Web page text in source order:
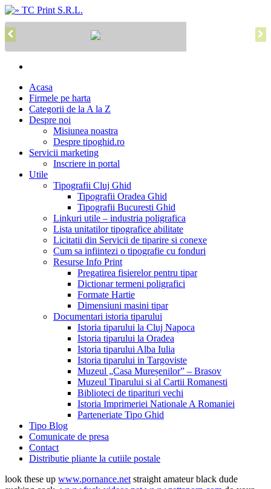
Acasa
Firmele pe harta
Categorii de la A la Z
Despre noi
Misiunea noastra
Despre tipoghid.ro
Servicii marketing
Inscriere in portal
Utile
Tipografii Cluj Ghid
Tipografii Oradea Ghid
Tipografii Bucuresti Ghid
Linkuri utile – industria poligrafica
Lista unitatilor tipografice abilitate
Licitatii din Servicii de tiparire si conexe
Cum sa infiintezi o tipografie cu fonduri
Resurse Info Print
Pregatirea fisierelor pentru tipar
Dictionar termeni poligrafici
Formate Hartie
Dimensiuni masini tipar
Documentari istoria tiparului
Istoria tiparului la Cluj Napoca
Istoria tiparului la Oradea
Istoria tiparului Alba Iulia
Istoria tiparului in Targoviste
Muzeul „Casa Mureșenilor” – Brasov
Muzeul Tiparului si al Cartii Romanesti
Biblioteci de tiparituri vechi
Istoria Imprimeriei Nationale A Romaniei
Parteneriate Tipo Ghid
Tipo Blog
Comunicate de presa
Contact
Distributie pliante la cutiile postale
look these up www.pornance.net straight amateur black dude